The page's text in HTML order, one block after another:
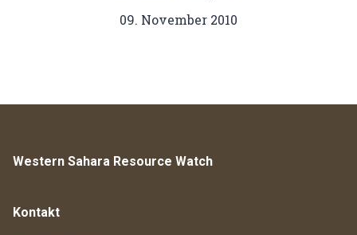
09. November 2010
Western Sahara Resource Watch
Kontakt